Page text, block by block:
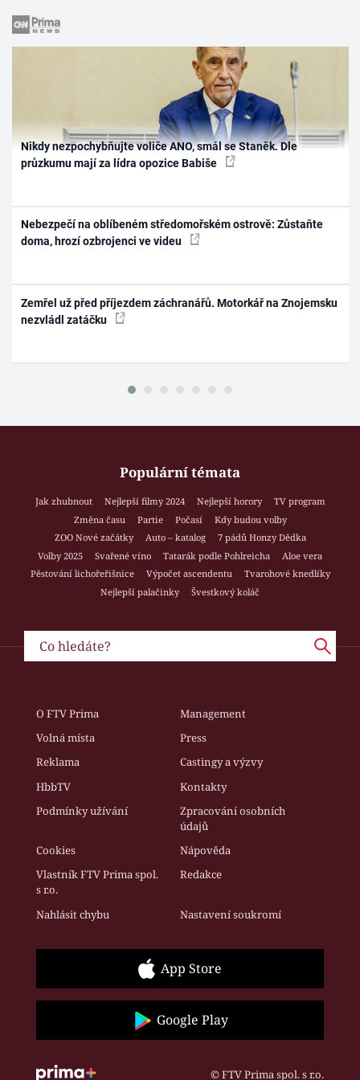
Nikdy nezpochybňujte voliče ANO, smál se Staněk. Dle
průzkumu mají za lídra opozice Babiše
Nebezpečí na oblíbeném středomořském ostrově: Zůstaňte
doma, hrozí ozbrojenci ve videu
Zemřel už před příjezdem záchranářů. Motorkář na Znojemsku
nezvládl zatáčku
Populární témata
Jak zhubnout Nejlepší filmy 2024 Nejlepší horory
TV program
Změna času
Partie Počasí
Kdy budou volby
ZOO Nové začátky
Auto – katalog
7 pádů Honzy Dědka
Volby 2025
Svařené víno Tatarák podle Pohlreicha
Aloe vera
Pěstování lichořeřišnice
Výpočet ascendentu
Tvarohové knedlíky
Nejlepší palačinky
Švestkový koláč
O FTV Prima
Management
Volná místa
Press
Reklama
Castingy a výzvy
HbbTV
Kontakty
Podmínky užívání
Zpracování osobních
údajů
Cookies
Nápověda
Vlastník FTV Prima spol.
s r.o.
Redakce
Nahlásit chybu Nastavení soukromí
App Store
Google Play
© FTV Prima spol. s r.o.